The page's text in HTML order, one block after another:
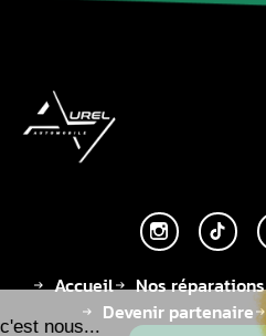
Accueil Nos réparations
Devenir partenaire